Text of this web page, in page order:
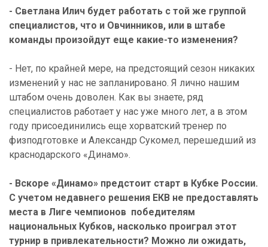
- Светлана Илич будет работать с той же группой
специалистов, что и Овчинников, или в штабе
команды произойдут еще какие-то изменения?
- Нет, по крайней мере, на предстоящий сезон никаких
изменений у нас не запланировано. Я лично нашим
штабом очень доволен. Как вы знаете, ряд
специалистов работает у нас уже много лет, а в этом
году присоединились еще хорватский тренер по
физподготовке и Александр Сукомел, перешедший из
краснодарского «Динамо».
- Вскоре «Динамо» предстоит старт в Кубке России.
С учетом недавнего решения ЕКВ не предоставлять
места в Лиге чемпионов победителям
национальных Кубков, насколько проиграл этот
турнир в привлекательности? Можно ли ожидать,